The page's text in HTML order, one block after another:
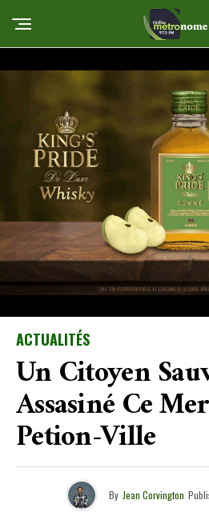
ACTUALITÉS
Un Citoyen
Assasiné Ce
Petion-Ville
By Jean Corvington